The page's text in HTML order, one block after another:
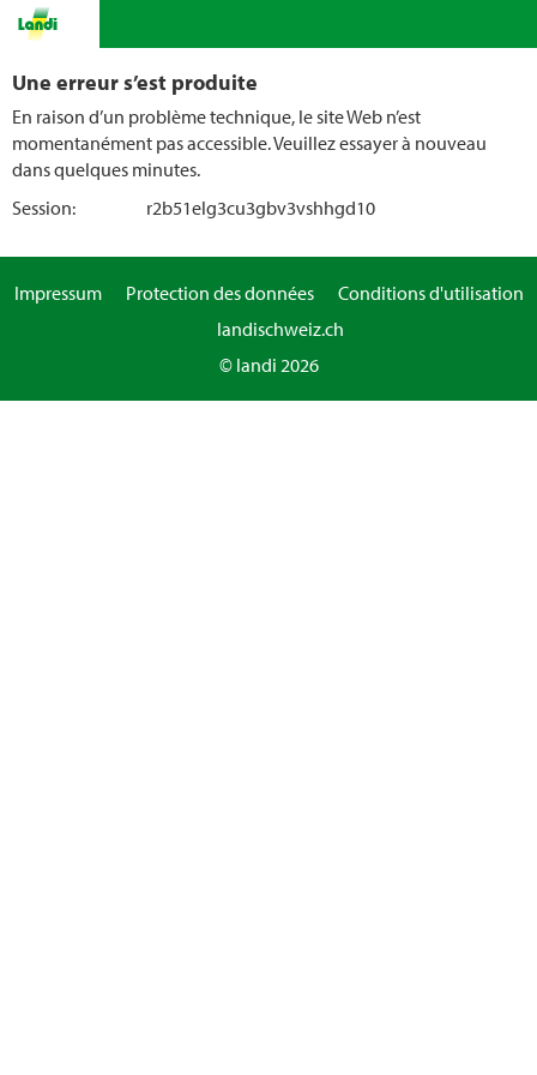
Une erreur s’est produite
En raison d’un problème technique, le site Web n’est
momentanément pas accessible. Veuillez essayer à nouveau
dans quelques minutes.
Session:
r2b51elg3cu3gbv3vshhgd10
Impressum Protection des données
Conditions d'utilisation
landischweiz.ch
© landi 2026